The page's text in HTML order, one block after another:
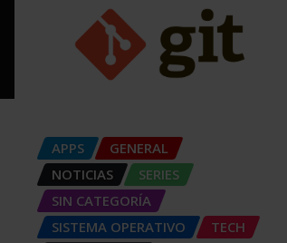
APPS
GENERAL
NOTICIAS
SERIES
SIN CATEGORÍA
SISTEMA OPERATIVO
TECH